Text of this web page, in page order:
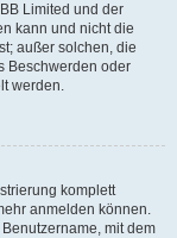
Limited und der
kann und nicht die
außer solchen, die
Beschwerden oder
werden.
komplett
anmelden können.
mit dem